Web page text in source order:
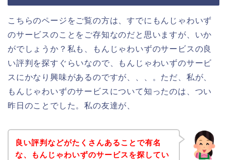
こちらのページをご覧の方は、すでにもんじゃわいず
のサービスのことをご存知なのだと思いますが、いか
がでしょうか？私も、もんじゃわいずのサービスの良
い評判を探すぐらいなので、もんじゃわいずのサービ
スにかなり興味があるのですが、、、。ただ、私が、
もんじゃわいずのサービスについて知ったのは、つい
昨日のことでした。私の友達が、
良い評判などがたくさんあることで有名
な、もんじゃわいずのサービスを探してい